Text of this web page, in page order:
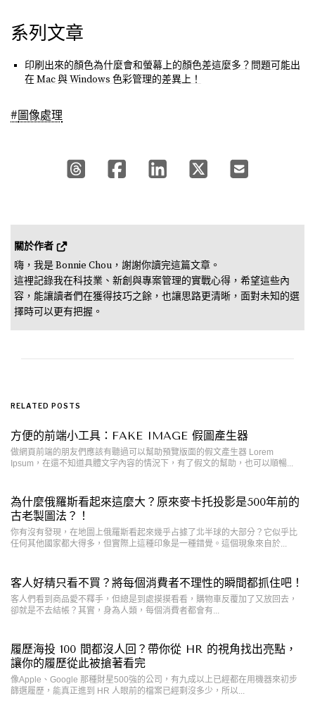
系列文章
印刷出來的顏色為什麼會和螢幕上的顏色差這麼多？問題可能出
在 Mac 與 Windows 色彩管理的差異上！
# 圖像處理
關於作者
嗨，我是 Bonnie Chou，謝謝你讀完這篇文章。
這裡記錄我在科技業、新創與專案管理的實戰心得，希望這些內
容，能讓讀者們在獲得技巧之餘，也讓思路更清晰，面對未知的選
擇時可以更有把握。
RELATED POSTS
方便的前端小工具：FAKE IMAGE 假圖產生器
做網頁前端的朋友們應該有聽過可以幫助預覽版面的假文產生器 Lorem
Ipsum，在還不知道具體文字內容的情況下，有了假文的幫助，也可以順暢...
為什麼俄羅斯看起來這麼大？原來麥卡托投影是500年前的
古老製圖法？！
你有沒有發現，在地圖上俄羅斯看起來幾乎占據了北半球的大部分？它似乎比
任何其他國家都大得多，但實際上這種印象是一種錯覺。這個現象來自於...
客人好精只看不買？將每個消費者不理性的瞬間都抓住吧！
客人們看到商品愛不釋手，但總是到處摸摸看看，購物車反覆加了又放回去，
卻就是不去結帳？其實，身為人類，每個消費者都會有...
履歷海投 100 間都沒人回？帶你從 HR 的視角找出亮點，
讓你的履歷從此被搶著看完
像Apple、Google 那種財星500強的公司，有九成以上已經都在用機器來初步
篩選履歷，能真正進到 HR 人眼前的檔案已經剩沒多少，所以...